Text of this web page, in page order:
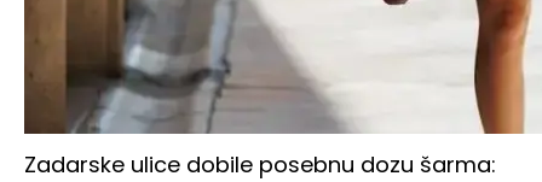
Zadarske ulice dobile posebnu dozu šarma: